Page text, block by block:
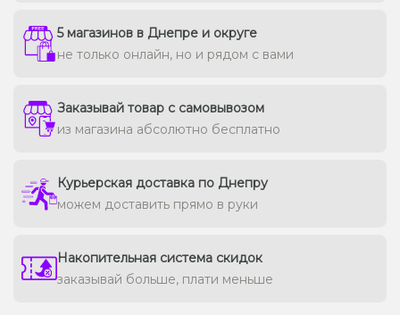
5 магазинов в Днепре и округе
не только онлайн, но и рядом с вами
Заказывай товар с самовывозом
из магазина абсолютно бесплатно
Курьерская доставка по Днепру
можем доставить прямо в руки
Накопительная система скидок
заказывай больше, плати меньше